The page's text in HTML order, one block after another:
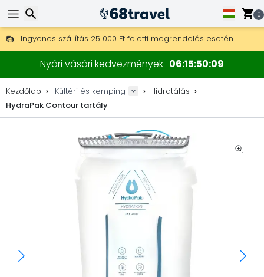
0
Ingyenes szállítás 25 000 Ft feletti megrendelés esetén.
30 nap a visszaküldésre, 90 nap a fa térképekre és dekorokra.
A legjobb árak outdoor felszerelésekre és kiegészítőkre.
Nyári vásári kedvezmények 06 15 50 09
Kezdőlap Kültéri és kemping
Hidratálás
HydraPak Contour tartály
Keresés
Keresés